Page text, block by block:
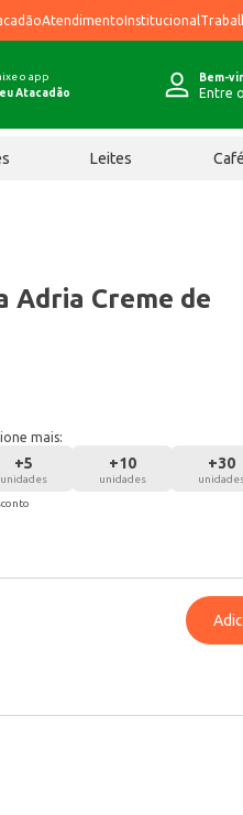
AtendimentoInstitucional
o app
Atacadão
Bem-
Entre
Leites
Adria Creme de
mais:
+5
unidades
+10
unidades
+30